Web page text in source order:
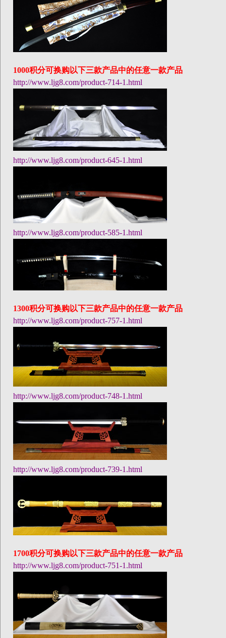
1000积分可换购以下三款产品中的任意一款产品
http://www.ljg8.com/product-714-1.html
http://www.ljg8.com/product-645-1.html
http://www.ljg8.com/product-585-1.html
1300积分可换购以下三款产品中的任意一款产品
http://www.ljg8.com/product-757-1.html
http://www.ljg8.com/product-748-1.html
http://www.ljg8.com/product-739-1.html
1700积分可换购以下三款产品中的任意一款产品
http://www.ljg8.com/product-751-1.html